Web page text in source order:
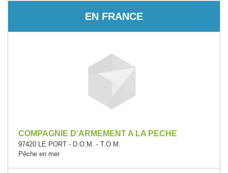
EN FRANCE
COMPAGNIE D'ARMEMENT A LA PECHE
97420 LE PORT - D.O.M. - T.O.M.
Pêche en mer